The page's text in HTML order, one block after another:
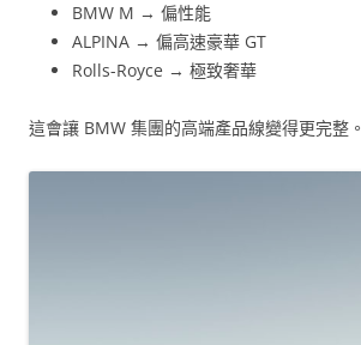
BMW M → 偏性能
ALPINA → 偏高速豪華 GT
Rolls-Royce → 極致奢華
這會讓 BMW 集團的高端產品線變得更完整。